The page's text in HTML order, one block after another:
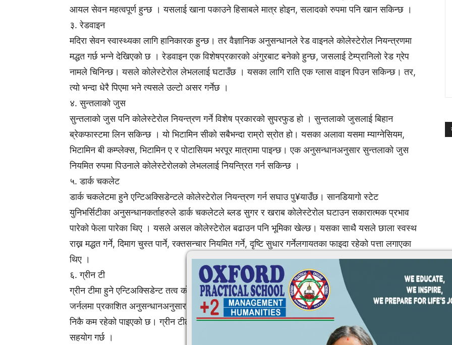
आयल सेवन महत्वपूर्ण हुन्छ । यसलाई खाना पकाउने हिसाबले मात्र होइन, सलादको रुपमा पनि खान सकिन्छ ।
३. रेडवाइन
मदिरा सेवन स्वास्थ्यका लागि हानिकारक हुन्छ। तर वैज्ञानिक अनुसन्धानले रेड वाइनले कोलेस्टेरोल नियन्त्रणमा
मद्धत गर्छ भन्ने देखिएको छ । रेडवाइन एक विशेषप्रकारको अंगुरबाट बनेको हुन्छ, जसलाई टेम्प्रानिलो रेड ग्रेप
नामले चिनिन्छ। यसले कोलेस्टेरोल लेभललाई घटाउँछ । यसका लागि राति एक ग्लास वाइन पिउन सकिन्छ। तर,
त्यो भन्दा धेरै पिएमा भने त्यसले उल्टो असर गर्नेछ ।
४. सुन्तलाको जुस
सुन्तलाको जुस पनि कोलेस्टेरोल नियन्त्रण गर्ने विशेष प्रकारको सुपरफुड हो । सुन्तलाको जुसलाई बिहान
ब्रेकफास्टमा लिन सकिन्छ । यो भिटामिन सीको सबैभन्दा राम्रो स्रोत हो। यसका अलावा यसमा म्याग्नेसियम,
भिटामिन बी कम्प्लेक्स, भिटामिन ए र पोटासियम भरपूर मात्रामा पाइन्छ। एक अनुसन्धानअनुसार सुन्तलाको जुस
नियमित रुपमा पिउनाले कोलेस्टेरोलको लेभललाई नियन्त्रित गर्न सकिन्छ ।
५. डार्क चकलेट
डार्क चकलेटमा हुने एन्टिअक्सिडेन्टले कोलेस्टेरोल नियन्त्रण गर्न सघाउ पु¥याउँछ। सानडियागो स्टेट
युनिभर्सिटीका अनुसन्धानकर्ताहरुले डार्क चकलेटले ब्लड सुगर र खराब कोलेस्टेरोल घटाउन सकारात्मक प्रभाव
पारेको फेला पारेका थिए । यसले असल कोलेस्टेरोल बढाउन पनि भूमिका खेल्छ। यसका साथै यसले छाला स्वस्थ
राख्न मद्धत गर्ने, दिमाग चुस्त पार्ने, रक्तसन्चार नियमित गर्ने, दृष्टि सुधार गर्नेलगायतका फाइदा रहेको पत्ता लगाएका
थिए ।
६. ग्रीन टी
ग्रीन टीमा हुने एन्टिअक्सिडेन्ट तत्व कोलेस्टेरोल घटाउन उपयोगी हुन्छ । अमेरिकन डाइटेटिक एशोसियनको
जर्नलमा प्रकाशित अनुसन्धानअनुसार ग्रीन टी नियमित रुपमा सेवन गर्ने मानिसको शरीरमा कोलेस्टेरोलको स्तर
निकै कम रहेको पाइएको छ। ग्रीन टीले ५ देखि ६ अंकसम्म कोलेस्टेरोलको कूल मात्रा र एलडीएल स्तर कम गर्न
सहयोग गर्छ ।